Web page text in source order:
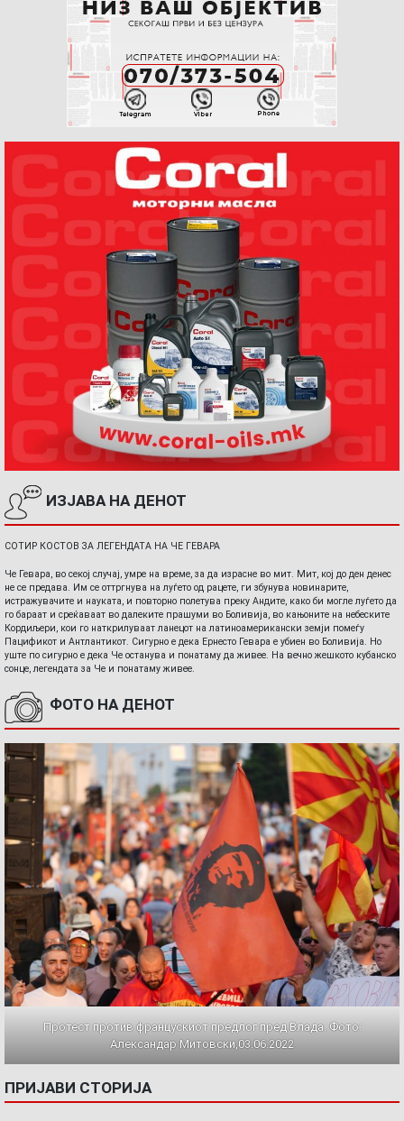
ИЗЈАВА НА ДЕНОТ
СОТИР КОСТОВ ЗА ЛЕГЕНДАТА НА ЧЕ ГЕВАРА
Че Гевара, во секој случај, умре на време, за да израсне во мит. Мит, кој до ден денес
не се предава. Им се оттргнува на луѓето од рацете, ги збунува новинарите,
истражувачите и науката, и повторно полетува преку Андите, како би могле луѓето да
го бараат и среќаваат во далеките прашуми во Боливија, во кањоните на небеските
Кордиљери, кои го наткрилуваат ланецот на латиноамерикански земји помеѓу
Пацификот и Антлантикот. Сигурно е дека Ернесто Гевара е убиен во Боливија. Но
уште по сигурно е дека Че останува и понатаму да живее. На вечно жешкото кубанско
сонце, легендата за Че и понатаму живее.
ФОТО НА ДЕНОТ
Протест против францускиот предлог пред Влада. Фото:
Александар Митовски,03.06.2022
ПРИЈАВИ СТОРИЈА